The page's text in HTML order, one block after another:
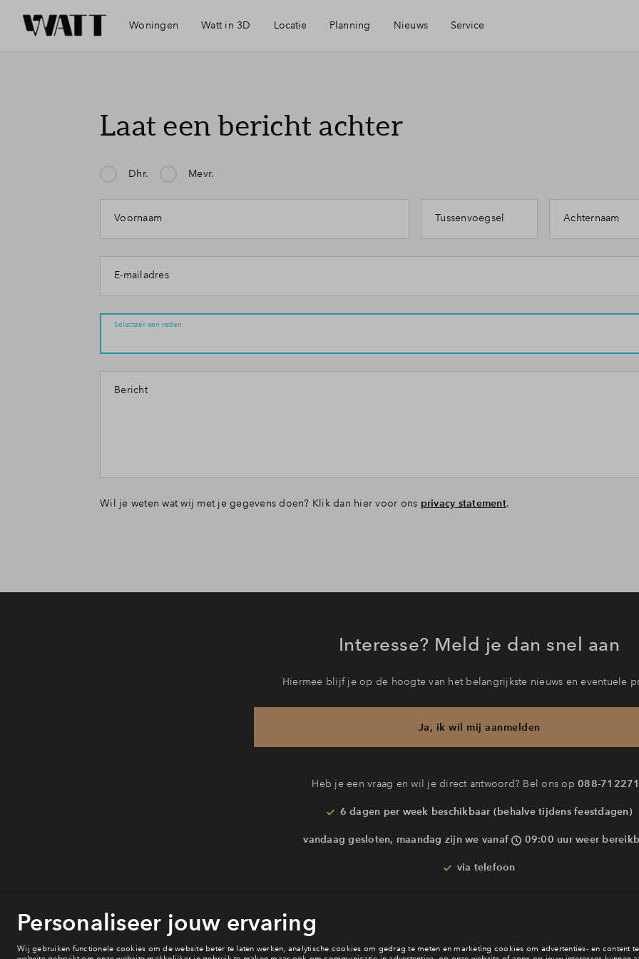
Woningen Watt in 3D Locatie
Voorzieningen
Planning Nieuws Service
Contact
Laat een bericht achter
Dhr. Mevr.
Voornaam Tussenvoegsel Achternaam
E-mailadres
Selecteer een reden
Mijn klacht gaat over:
Bericht
Wil je weten wat wij met je gegevens doen? Klik dan hier voor ons privacy statement.
Interesse? Meld je dan snel aan
Hiermee blijf je op de hoogte van het belangrijkste nieuws en eventuele
Ja, ik wil mij aanmelden
Heb je een vraag en wil je direct antwoord? Bel ons op 088-
6 dagen per week beschikbaar (behalve tijdens feestdagen)
vandaag gesloten, maandag zijn we vanaf 09:00 uur weer
via telefoon